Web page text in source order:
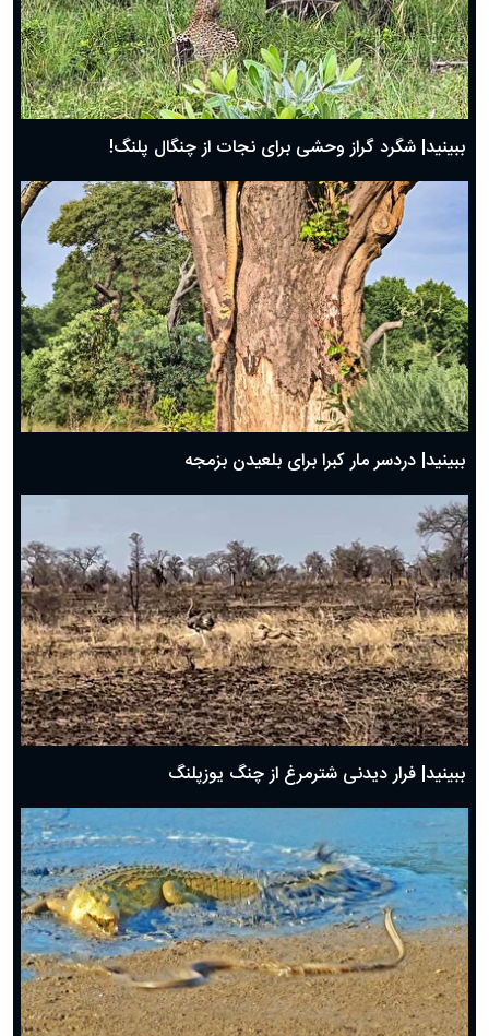
ببینید| شگرد گراز وحشی برای نجات از چنگال پلنگ!
ببینید| دردسر مار کبرا برای بلعیدن بزمجه
ببینید| فرار دیدنی شترمرغ از چنگ یوزپلنگ